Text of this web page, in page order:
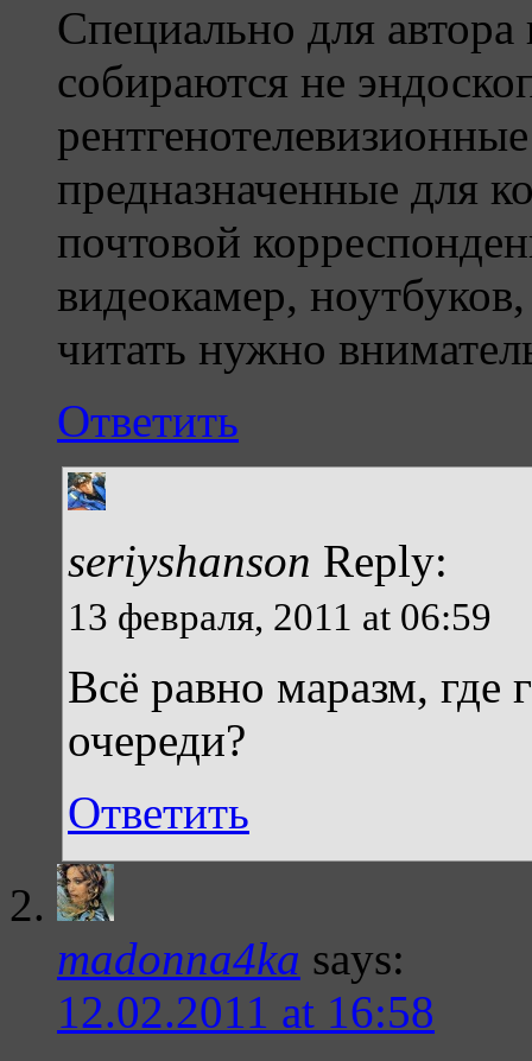
Специально для автора
собираются не
предназначенные для
почтовой
видеокамер,
читать нужно
Ответить
seriyshanson Reply:
13 февраля, 2011 at 06:59
Всё равно маразм, где
очереди?
Ответить
madonna4ka says:
12.02.2011 at 16:58